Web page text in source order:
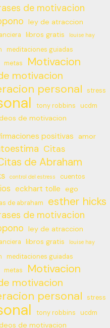
de motivacion
ley de atraccion
libros gratis louise hay
meditaciones guiadas
metas Motivacion
motivacion
personal stress
tony robbins
ucdm
de motivacion
positivas
amor
Citas
de Abraham
control del estress cuentos
eckhart tolle ego
de abraham esther hicks
de motivacion
ley de atraccion
libros gratis louise hay
meditaciones guiadas
metas Motivacion
motivacion
personal stress
tony robbins
ucdm
de motivacion